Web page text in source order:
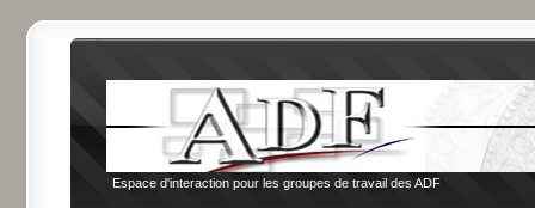
Espace d'interaction pour les groupes de travail des ADF